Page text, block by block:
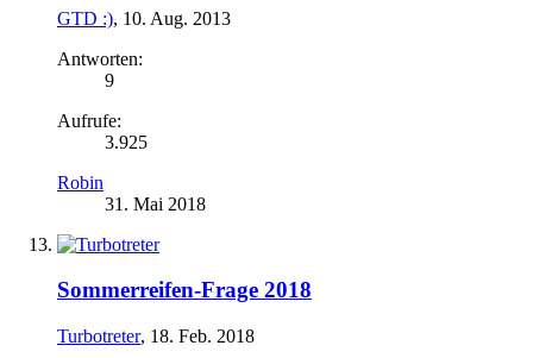
GTD :), 10. Aug. 2013
Antworten:
9
Aufrufe:
3.925
Robin
31. Mai 2018
Sommerreifen-Frage 2018
Turbotreter, 18. Feb. 2018